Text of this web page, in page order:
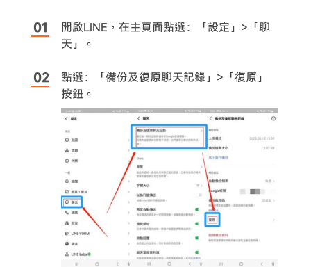
開啟LINE，在主頁面點選：「設定」>「聊
天」。
點選：「備份及復原聊天記錄」>「復原」
按鈕。